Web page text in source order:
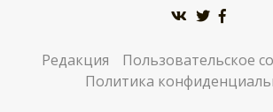
Редакция
Пользовательское
Политика